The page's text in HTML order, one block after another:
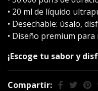
• 20 ml de líquido
• Desechable: úsalo,
• Diseño premium para
¡Escoge tu sabor y
Compartir: